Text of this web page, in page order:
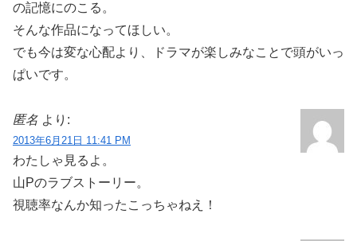
の記憶にのこる。
そんな作品になってほしい。
でも今は変な心配より、ドラマが楽しみなことで頭がいっ
ぱいです。
匿名 より:
2013年6月21日 11:41 PM
わたしゃ見るよ。
山Pのラブストーリー。
視聴率なんか知ったこっちゃねえ！